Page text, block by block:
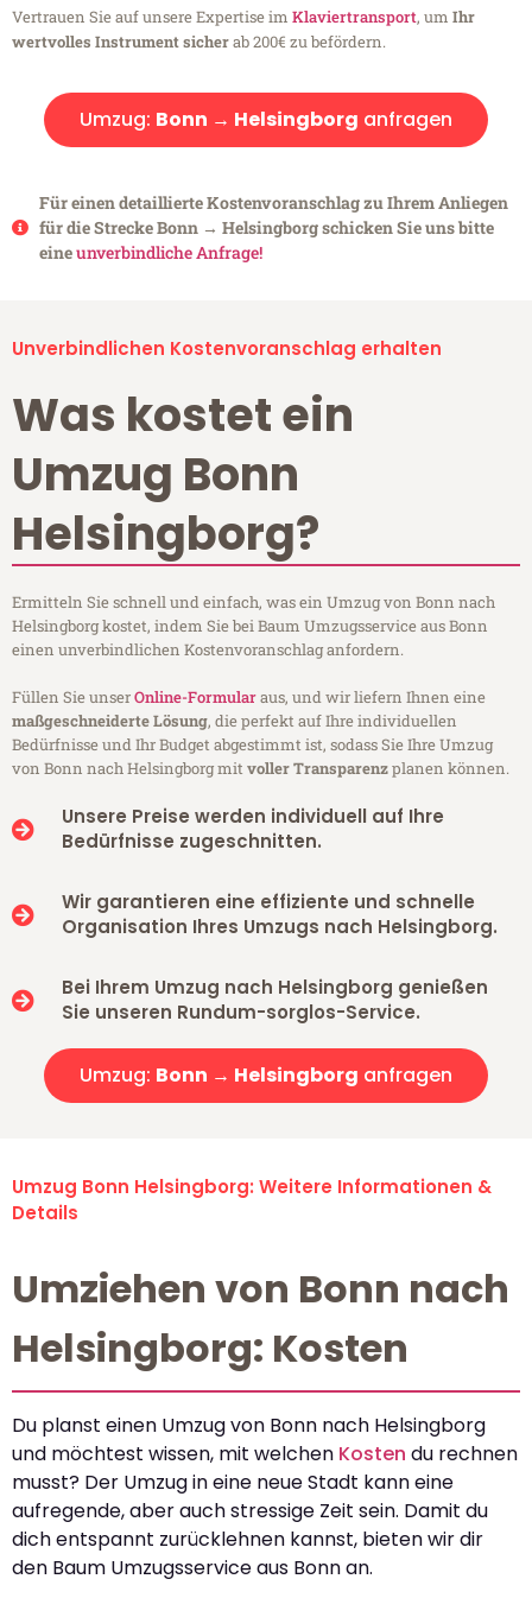
Vertrauen Sie auf unsere Expertise im Klaviertransport, um Ihr
wertvolles Instrument sicherab 200€ zu befördern.
Umzug: Bonn → Helsingborg anfragen
Für einen detaillierte Kostenvoranschlag zu Ihrem Anliegen
für die Strecke Bonn → Helsingborg schicken Sie uns bitte
eineunverbindliche Anfrage!
Unverbindlichen Kostenvoranschlag erhalten
Was kostet ein
Umzug Bonn
Helsingborg?
Ermitteln Sie schnell und einfach, was ein Umzug von Bonn nach
Helsingborg kostet, indem Sie bei Baum Umzugsservice aus Bonn
einen unverbindlichen Kostenvoranschlag anfordern.
Füllen Sie unserOnline-Formularaus, und wir liefern Ihnen eine
maßgeschneiderte Lösung, die perfekt auf Ihre individuellen
Bedürfnisse und Ihr Budget abgestimmt ist, sodass Sie Ihre Umzug
von Bonn nach Helsingborg mitvoller Transparenzplanen können.
Unsere Preise werden individuell auf Ihre
Bedürfnisse zugeschnitten.
Wir garantieren eine effiziente und schnelle
Organisation Ihres Umzugs nach Helsingborg.
Bei Ihrem Umzug nach Helsingborg genießen
Sie unseren Rundum-sorglos-Service.
Umzug: Bonn → Helsingborg anfragen
Umzug Bonn Helsingborg: Weitere Informationen &
Details
Umziehen von Bonn nach
Helsingborg: Kosten
Du planst einen Umzug von Bonn nach Helsingborg
und möchtest wissen, mit welchen Kosten du rechnen
musst? Der Umzug in eine neue Stadt kann eine
aufregende, aber auch stressige Zeit sein. Damit du
dich entspannt zurücklehnen kannst, bieten wir dir
den Baum Umzugsservice aus Bonn an.